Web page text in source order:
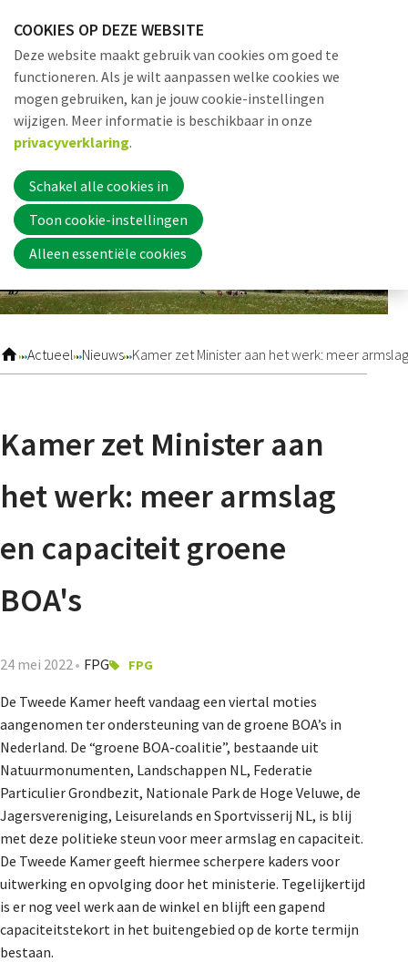
links
over
Jump
to
navigation
to
main
content
Actueel Nieuws Kamer zet Minister aan het werk: meer
Kamer zet Minister aan
het werk: meer armslag
en capaciteit groene
BOA's
24 mei 2022 FPG FPG
De Tweede Kamer heeft vandaag een viertal moties
aangenomen ter ondersteuning van de groene BOA’s in
Nederland. De “groene BOA-coalitie”, bestaande uit
Natuurmonumenten, Landschappen NL, Federatie
Particulier Grondbezit, Nationale Park de Hoge Veluwe, de
Jagersvereniging, Leisurelands en Sportvisserij NL, is blij
met deze politieke steun voor meer armslag en capaciteit.
De Tweede Kamer geeft hiermee scherpere kaders voor
uitwerking en opvolging door het ministerie. Tegelijkertijd
is er nog veel werk aan de winkel en blijft een gapend
capaciteitstekort in het buitengebied op de korte termijn
bestaan.
Word nu lid
Nieuwsbrief
Dossiers
De Landeigenaar
Contact
COOKIES OP DEZE WEBSITE
Deze website maakt gebruik van cookies om goed te
functioneren. Als je wilt aanpassen welke cookies we
mogen gebruiken, kan je jouw cookie-instellingen
wijzigen. Meer informatie is beschikbaar in onze
privacyverklaring.
Schakel alle cookies in
Toon cookie-instellingen
Alleen essentiële cookies